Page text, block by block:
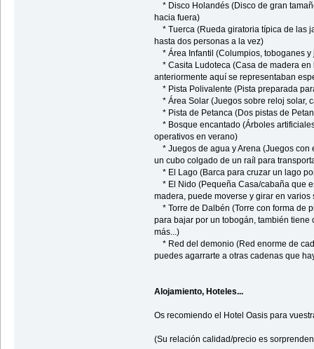
* Disco Holandés (Disco de gran
hacia fuera)
* Tuerca (Rueda giratoria típica de las
hasta dos personas a la vez)
* Área Infantil (Columpios, toboganes
* Casita Ludoteca (Casa de madera en
anteriormente aquí se representaban
* Pista Polivalente (Pista preparada
* Área Solar (Juegos sobre reloj solar,
* Pista de Petanca (Dos pistas de
* Bosque encantado (Árboles
operativos en verano)
* Juegos de agua y Arena (Juegos con
un cubo colgado de un raíl para
* El Lago (Barca para cruzar un lago
* El Nido (Pequeña Casa/cabaña que
madera, puede moverse y girar en
* Torre de Dalbén (Torre con forma de
para bajar por un tobogán, también
más...)
* Red del demonio (Red enorme de
puedes agarrarte a otras cadenas que
Alojamiento, Hoteles...
Os recomiendo el Hotel Oasis para
(Su relación calidad/precio es